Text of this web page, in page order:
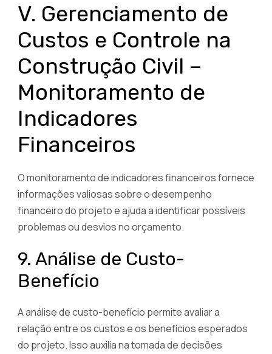
V. Gerenciamento de
Custos e Controle na
Construção Civil –
Monitoramento de
Indicadores
Financeiros
O monitoramento de indicadores financeiros fornece
informações valiosas sobre o desempenho
financeiro do projeto e ajuda a identificar possíveis
problemas ou desvios no orçamento.
9. Análise de Custo-
Benefício
A análise de custo-benefício permite avaliar a
relação entre os custos e os benefícios esperados
do projeto. Isso auxilia na tomada de decisões